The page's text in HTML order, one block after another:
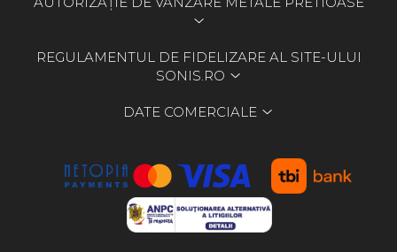
REGULAMENTUL DE FIDELIZARE AL SITE-ULUI
SONIS.RO
DATE COMERCIALE